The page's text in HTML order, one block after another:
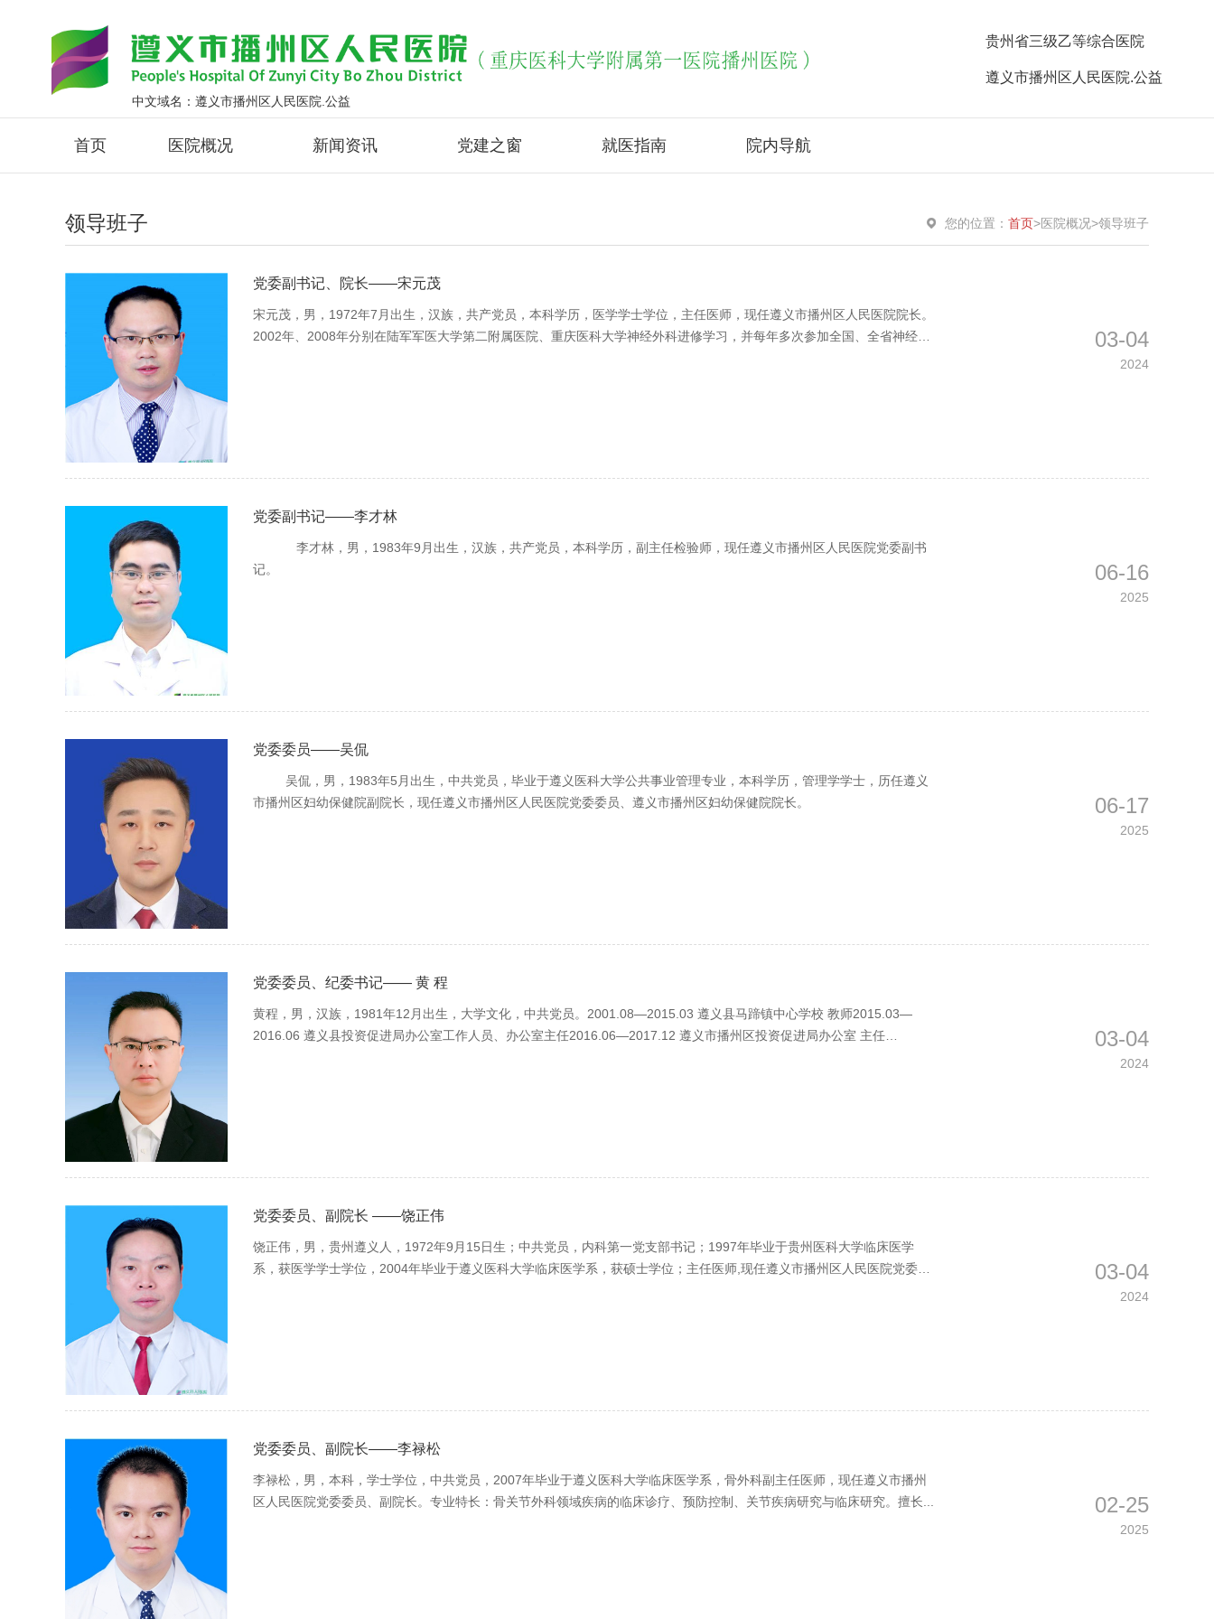
中文域名：遵义市播州区人民医院.公益
贵州省三级乙等综合医院
遵义市播州区人民医院.公益
首页 医院概况 新闻资讯 党建之窗 就医指南 院内导航
领导班子 您的位置： 首页>医院概况>领导班子
党委副书记、院长——宋元茂
宋元茂，男，1972年7月出生，汉族，共产党员，本科学历，医学学士学位，主任医师，现任遵义市播州区人民医院院长。
2002年、2008年分别在陆军军医大学第二附属医院、重庆医科大学神经外科进修学习，并每年多次参加全国、全省神经
03-04
2024
党委副书记——李才林
李才林，男，1983年9月出生，汉族，共产党员，本科学历，副主任检验师，现任遵义市播州区人民医院党委副书
记。
06-16
2025
党委委员——吴侃
吴侃，男，1983年5月出生，中共党员，毕业于遵义医科大学公共事业管理专业，本科学历，管理学学士，历任遵义
市播州区妇幼保健院副院长，现任遵义市播州区人民医院党委委员、遵义市播州区妇幼保健院院长。
06-17
2025
党委委员、纪委书记—— 黄 程
黄程，男，汉族，1981年12月出生，大学文化，中共党员。2001.08—2015.03 遵义县马蹄镇中心学校 教师2015.03—
2016.06 遵义县投资促进局办公室工作人员、办公室主任2016.06—2017.12 遵义市播州区投资促进局办公室 主任
03-04
2024
党委委员、副院长 ——饶正伟
饶正伟，男，贵州遵义人，1972年9月15日生；中共党员，内科第一党支部书记；1997年毕业于贵州医科大学临床医学
系，获医学学士学位，2004年毕业于遵义医科大学临床医学系，获硕士学位；主任医师,现任遵义市播州区人民医院党委
03-04
2024
党委委员、副院长——李禄松
李禄松，男，本科，学士学位，中共党员，2007年毕业于遵义医科大学临床医学系，骨外科副主任医师，现任遵义市播州
区人民医院党委委员、副院长。专业特长：骨关节外科领域疾病的临床诊疗、预防控制、关节疾病研究与临床研究。擅长...
02-25
2025